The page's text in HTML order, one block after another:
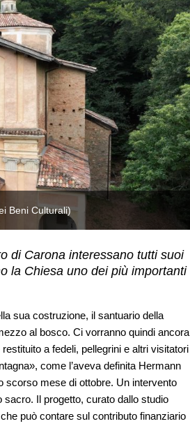
Beni Culturali)
di Carona interessano tutti suoi
la Chiesa uno dei più importanti
sua costruzione, il santuario della
al bosco. Ci vorranno quindi ancora
a fedeli, pellegrini e altri visitatori
come l’aveva definita Hermann
scorso mese di ottobre. Un intervento
Il progetto, curato dallo studio
può contare sul contributo finanziario